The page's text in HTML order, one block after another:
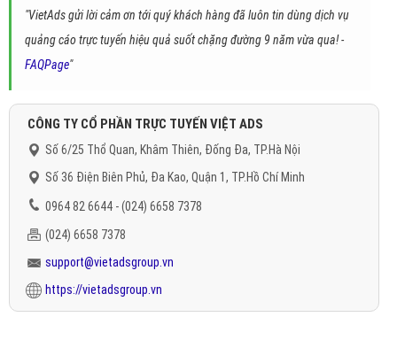
"VietAds gửi lời cảm ơn tới quý khách hàng đã luôn tin dùng dịch vụ
quảng cáo trực tuyến hiệu quả suốt chặng đường 9 năm vừa qua! -
FAQPage"
CÔNG TY CỔ PHẦN TRỰC TUYẾN VIỆT ADS
Số 6/25 Thổ Quan, Khâm Thiên, Đống Đa, TP.Hà Nội
Số 36 Điện Biên Phủ, Đa Kao, Quận 1, TP.Hồ Chí Minh
0964 82 6644 - (024) 6658 7378
(024) 6658 7378
support@vietadsgroup.vn
https://vietadsgroup.vn